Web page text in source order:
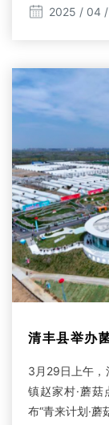
2025 / 04
清丰县举办
3月29日上午，
镇赵家村·蘑
布“青来计划·蘑